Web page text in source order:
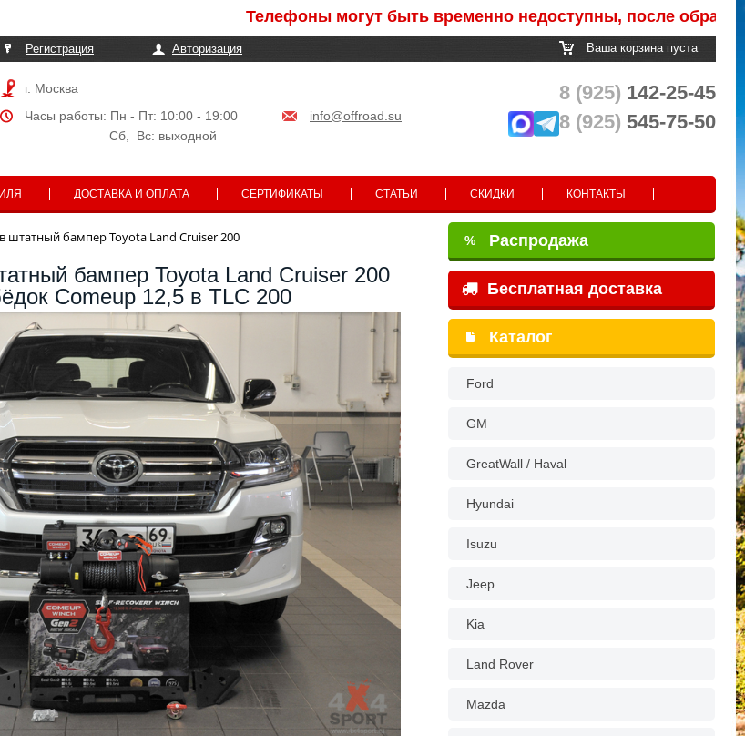
Телефоны могут быть временно недоступны, после обработки заказа
Регистрация Авторизация Ваша корзина пуста
г. Москва
Часы работы: Пн - Пт: 10:00 - 19:00
info@offroad.su
Сб, Вс: выходной
8 (925) 142-25-45
8 (925) 545-75-50
ДОСТАВКА И ОПЛАТА СЕРТИФИКАТЫ СТАТЬИ СКИДКИ КОНТАКТЫ
штатный бампер Toyota Land Cruiser 200
бампер Toyota Land Cruiser 200
Comeup 12,5 в TLC 200
% Распродажа
Бесплатная доставка
Каталог
Ford
GM
GreatWall / Haval
Hyundai
Isuzu
Jeep
Kia
Land Rover
Mazda